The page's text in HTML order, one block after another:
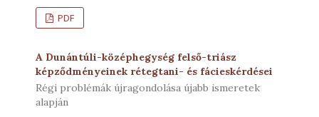
PDF
A Dunántúli-középhegység felső-triász
képződményeinek rétegtani- és fácieskérdései
Régi problémák újragondolása újabb ismeretek
alapján